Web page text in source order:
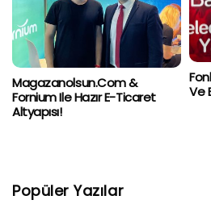
Magazanolsun.com &
Fornium Ile Hazır E-Ticaret
Altyapısı!
Ve
Popüler Yazılar